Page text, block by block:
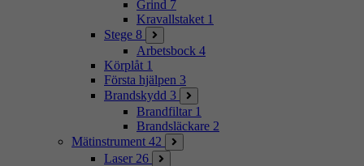
Grind 7
Kravallstaket 1
Stege 8
Arbetsbock 4
Körplåt 1
Första hjälpen 3
Brandskydd 3
Brandfiltar 1
Brandsläckare 2
Mätinstrument 42
Laser 26